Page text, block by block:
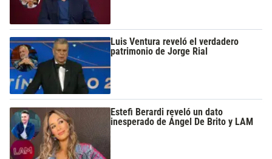
Luis Ventura reveló el verdadero
patrimonio de Jorge Rial
Estefi Berardi reveló un dato
inesperado de Ángel De Brito y LAM